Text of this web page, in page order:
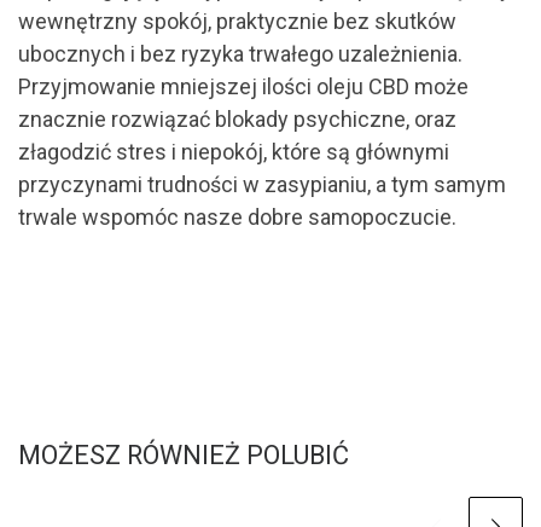
wewnętrzny spokój, praktycznie bez skutków
ubocznych i bez ryzyka trwałego uzależnienia.
Przyjmowanie mniejszej ilości oleju CBD może
znacznie rozwiązać blokady psychiczne, oraz
złagodzić stres i niepokój, które są głównymi
przyczynami trudności w zasypianiu, a tym samym
trwale wspomóc nasze dobre samopoczucie.
MOŻESZ RÓWNIEŻ POLUBIĆ